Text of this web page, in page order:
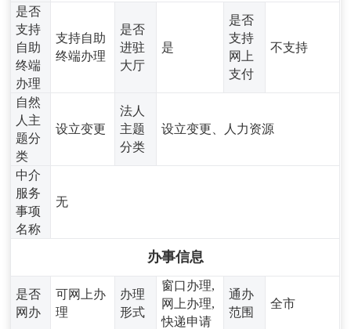
是否
支持
自助
终端
办理
支持自助
终端办理
是否
进驻
大厅
是
是否
支持
网上
支付
不支持
自然
人主
题分
类
设立变更
法人
主题
分类
设立变更、人力资源
中介
服务
事项
名称
无
办事信息
是否
网办
可网上办
理
办理
形式
窗口办理,
网上办理,
快递申请
通办
范围
全市